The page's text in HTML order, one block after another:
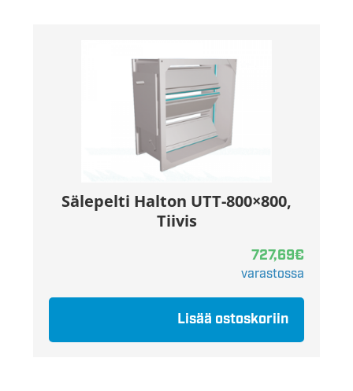
Sälepelti Halton UTT-800×800,
Tiivis
727,69€
varastossa
Lisää ostoskoriin